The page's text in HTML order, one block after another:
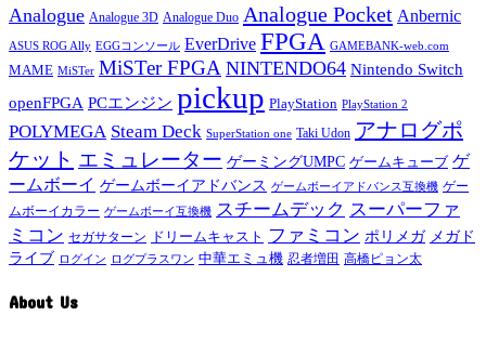
Analogue Analogue 3D Analogue Duo Analogue Pocket Anbernic
ASUS ROG Ally EGGコンソール EverDrive FPGA GAMEBANK-web.com
MAME MiSTer MiSTer FPGA NINTENDO64 Nintendo Switch
openFPGA PCエンジン pickup PlayStation PlayStation 2
POLYMEGA Steam Deck SuperStation one Taki Udon アナログポ
ケット エミュレーター ゲーミングUMPC ゲームキューブ ゲ
ームボーイ ゲームボーイアドバンス ゲームボーイアドバンス互換機 ゲー
ムボーイカラー ゲームボーイ互換機 スチームデック スーパーファ
ミコン セガサターン ドリームキャスト ファミコン ポリメガ メガド
ライブ ログイン ログプラスワン 中華エミュ機 忍者増田 高橋ピョン太
About Us